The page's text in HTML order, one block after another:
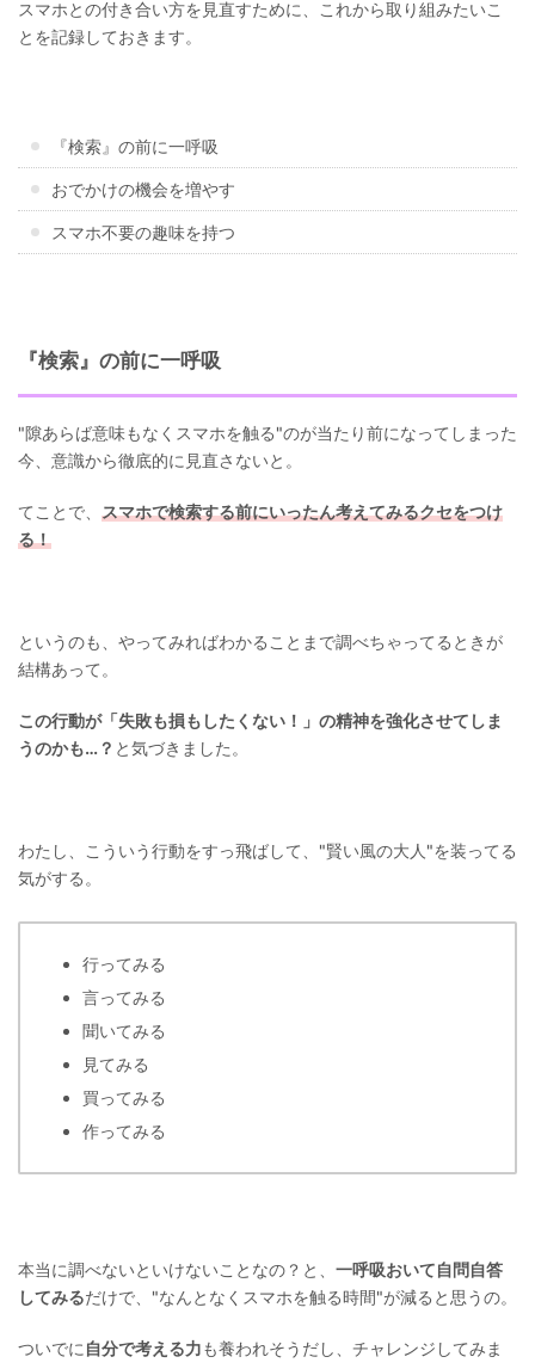
スマホとの付き合い方を見直すために、これから取り組みたいこ
とを記録しておきます。
『検索』の前に一呼吸
おでかけの機会を増やす
スマホ不要の趣味を持つ
『検索』の前に一呼吸
"隙あらば意味もなくスマホを触る"のが当たり前になってしまった
今、意識から徹底的に見直さないと。
てことで、 スマホで検索する前にいったん考えてみるクセをつけ
る！
というのも、やってみればわかることまで調べちゃってるときが
結構あって。
この行動が「失敗も損もしたくない！」の精神を強化させてしま
うのかも…？ と気づきました。
わたし、こういう行動をすっ飛ばして、"賢い風の大人"を装ってる
気がする。
行ってみる
言ってみる
聞いてみる
見てみる
買ってみる
作ってみる
本当に調べないといけないことなの？と、 一呼吸おいて自問自答
してみるだけで、"なんとなくスマホを触る時間"が減ると思うの。
ついでに 自分で考える力も養われそうだし、チャレンジしてみま